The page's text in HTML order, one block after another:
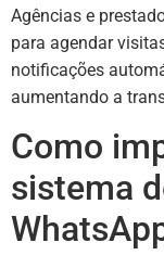
Agências e
para agendar
notificações
aumentando a
Como
sistema